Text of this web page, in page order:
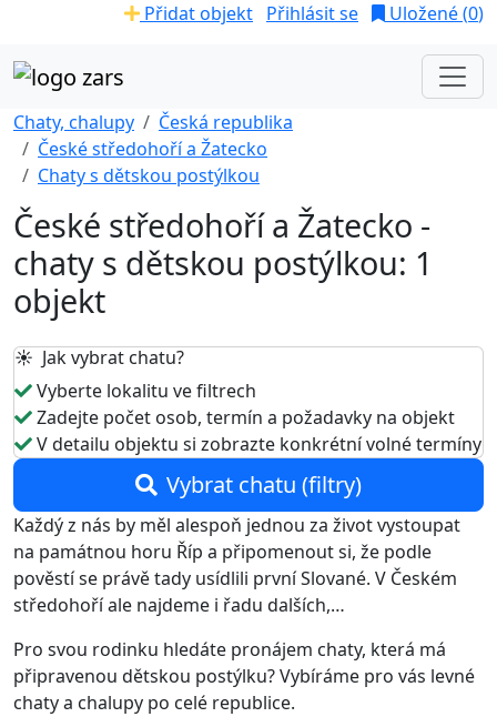
Přidat objekt Přihlásit se Uložené (0)
Chaty, chalupy
Česká republika
České středohoří a Žatecko
Chaty s dětskou postýlkou
České středohoří a Žatecko -
chaty s dětskou postýlkou: 1
objekt
☀️ Jak vybrat chatu?
Vyberte lokalitu ve filtrech
Zadejte počet osob, termín a požadavky na objekt
V detailu objektu si zobrazte konkrétní volné termíny
Vybrat chatu (filtry)
Každý z nás by měl alespoň jednou za život vystoupat
na památnou horu Říp a připomenout si, že podle
pověstí se právě tady usídlili první Slované. V Českém
středohoří ale najdeme i řadu dalších,…
Pro svou rodinku hledáte pronájem chaty, která má
připravenou dětskou postýlku? Vybíráme pro vás levné
chaty a chalupy po celé republice.